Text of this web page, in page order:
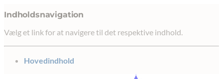
Indholdsnavigation
Vælg et link for at navigere til det respektive indhold.
gå til
Hovedindhold